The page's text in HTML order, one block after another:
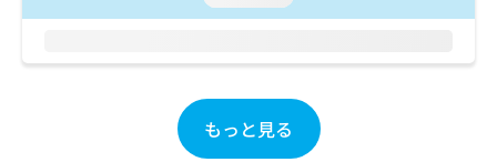
もっと見る
お
い